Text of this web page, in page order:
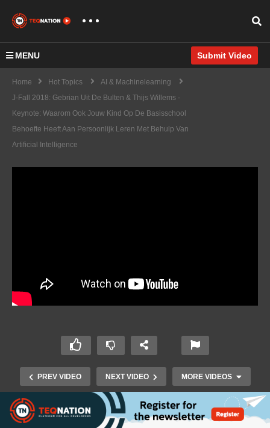
MENU Submit Video
Home Hot Topics
AI & Machinelearning
J-Fall 2018: Gebrian Uit De Bulten & Thijs Willems -
Keynote: Waarom Ook Jouw Kind Op De Basisschool
Behoefte Heeft Aan Persoonlijk Leren Met Behulp Van
Artificial Intelligence
PREV VIDEO NEXT VIDEO MORE VIDEOS